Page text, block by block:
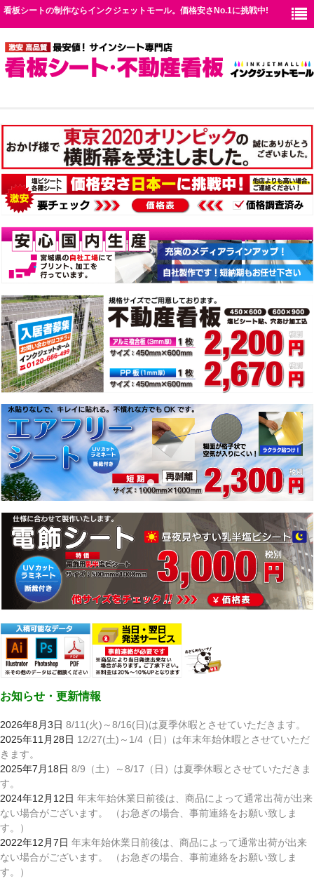
看板シートの制作ならインクジェットモール。価格安さNo.1に挑戦中!
TOP
シート仕様
価格表
お見積り
送料
お問い合わせ
お知らせ・更新情報
2026年8月3日 8/11(火)～8/16(日)は夏季休暇とさせていただきます。
2025年11月28日 12/27(土)～1/4（日）は年末年始休暇とさせていただ
きます。
2025年7月18日 8/9（土）～8/17（日）は夏季休暇とさせていただきま
す。
2024年12月12日 年末年始休業日前後は、商品によって通常出荷が出来
ない場合がございます。 （お急ぎの場合、事前連絡をお願い致しま
す。）
2022年12月7日 年末年始休業日前後は、商品によって通常出荷が出来
ない場合がございます。 （お急ぎの場合、事前連絡をお願い致しま
す。）